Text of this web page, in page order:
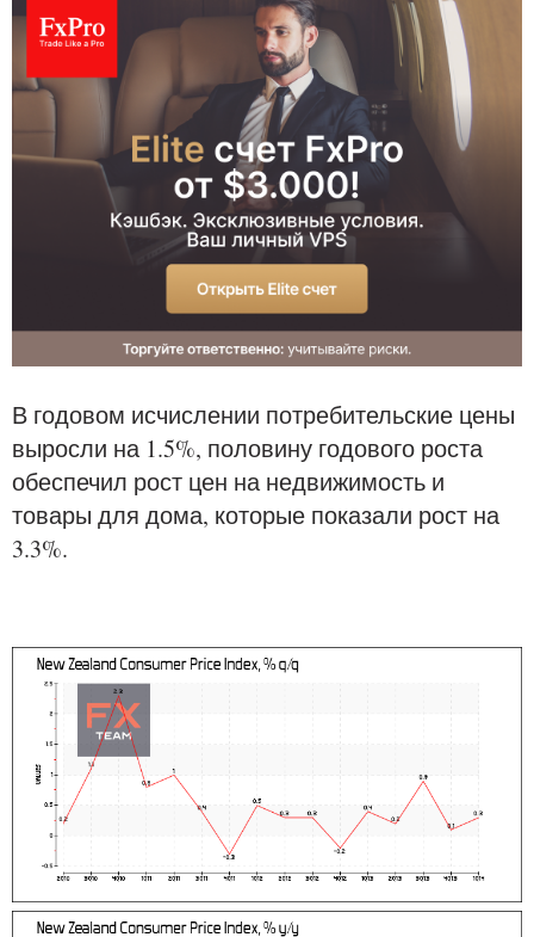
В годовом исчислении потребительские цены
выросли на 1.5%, половину годового роста
обеспечил рост цен на недвижимость и
товары для дома, которые показали рост на
3.3%.